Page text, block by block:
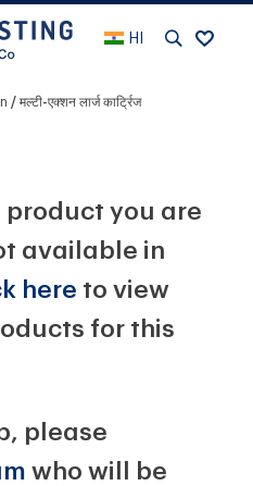
HI
मल्टी-एक्शन लार्ज कार्ट्रिज
product you are
available in
here to view
for this
please
who will be